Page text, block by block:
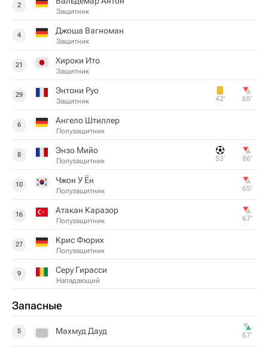
2
Защитник
4 Джоша Вагноман
Защитник
21 Хироки Ито
Защитник
29 Энтони Руо
Защитник 42‎’‎ 65‎’‎
6 Ангело Штиллер
Полузащитник
8 Энзо Мийо
Полузащитник 53‎’‎ 86‎’‎
10 Чжон У Ён
Полузащитник 65‎’‎
16 Атакан Каразор
Полузащитник 67‎’‎
27 Крис Фюрих
Полузащитник
9 Серу Гирасси
Нападающий
Запасные
5 Махмуд Дауд 67‎’‎